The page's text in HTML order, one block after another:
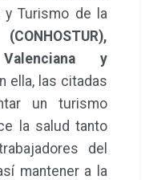
y Turismo de la
y
ella, las citadas
un turismo
la salud tanto
del
mantener a la